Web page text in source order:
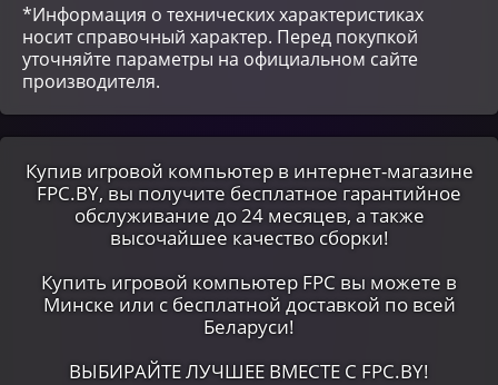
*Информация о технических характеристиках
носит справочный характер. Перед покупкой
уточняйте параметры на официальном сайте
производителя.
Купив игровой компьютер в интернет-магазине
FPC.BY, вы получите бесплатное гарантийное
обслуживание до 24 месяцев, а также
высочайшее качество сборки!
Купить игровой компьютер FPC вы можете в
Минске или c бесплатной доставкой по всей
Беларуси!
ВЫБИРАЙТЕ ЛУЧШЕЕ ВМЕСТЕ С FPC.BY!